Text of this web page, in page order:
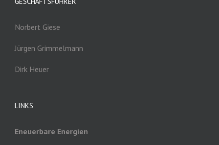
Norbert Giese
Jürgen Grimmelmann
Dirk Heuer
LINKS
Eneuerbare Energien